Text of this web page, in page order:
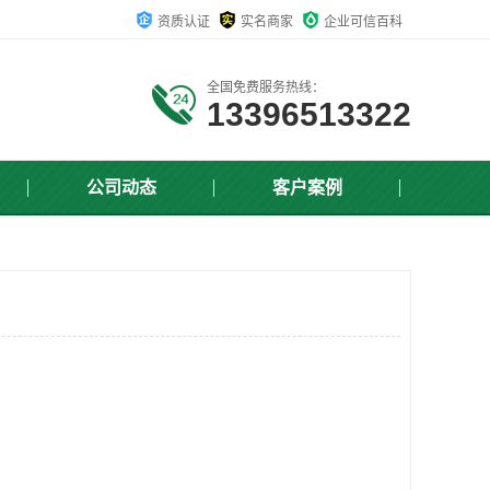
资质认证 实名商家 企业可信百科
全国免费服务热线：
13396513322
公司动态 客户案例